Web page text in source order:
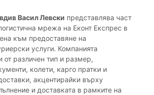
Васил Левски представлява част
мрежа на Еконт Експрес в
към предоставяне на
услуги. Компанията
от различен тип и размер,
колети, карго пратки и
акцентирайки върху
и доставката в рамките на